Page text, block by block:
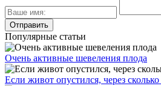
Популярные статьи
Очень активные шевеления плода
Если живот опустился, через